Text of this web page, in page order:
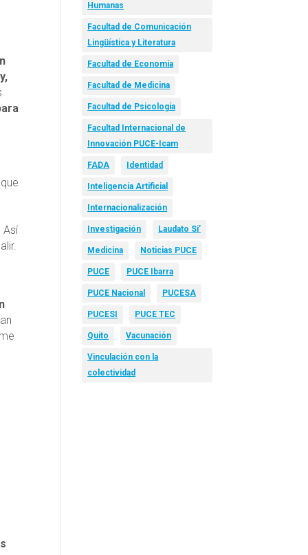
Así
Humanas
Facultad de Comunicación
Lingüística y Literatura
Facultad de Economía
Facultad de Medicina
Facultad de Psicología
Facultad Internacional de
Innovación PUCE-Icam
FADA Identidad
Inteligencia Artificial
Internacionalización
Investigación Laudato Si’
Medicina Noticias PUCE
PUCE PUCE Ibarra
PUCE Nacional PUCESA
PUCESI PUCE TEC
Quito Vacunación
Vinculación con la
colectividad